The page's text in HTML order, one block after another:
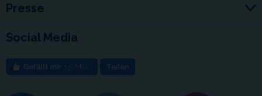
Presse
Social Media